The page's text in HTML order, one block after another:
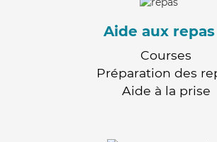
Aide aux repas
Courses
Préparation des
Aide à la prise